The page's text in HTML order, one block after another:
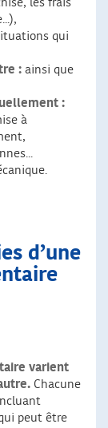
les frais
qui
: ainsi que
:
à
d’une
varient
Chacune
peut être